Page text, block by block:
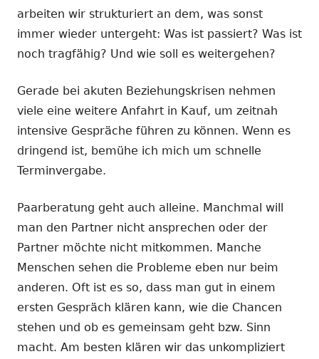
arbeiten wir strukturiert an dem, was sonst
immer wieder untergeht: Was ist passiert? Was ist
noch tragfähig? Und wie soll es weitergehen?
Gerade bei akuten Beziehungskrisen nehmen
viele eine weitere Anfahrt in Kauf, um zeitnah
intensive Gespräche führen zu können. Wenn es
dringend ist, bemühe ich mich um schnelle
Terminvergabe.
Paarberatung geht auch alleine. Manchmal will
man den Partner nicht ansprechen oder der
Partner möchte nicht mitkommen. Manche
Menschen sehen die Probleme eben nur beim
anderen. Oft ist es so, dass man gut in einem
ersten Gespräch klären kann, wie die Chancen
stehen und ob es gemeinsam geht bzw. Sinn
macht. Am besten klären wir das unkompliziert